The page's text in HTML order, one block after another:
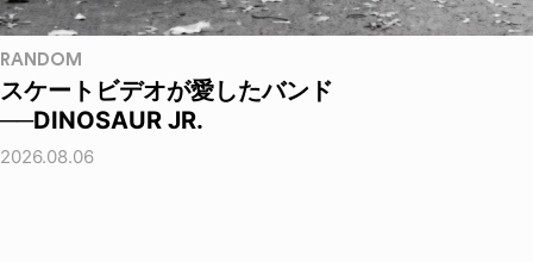
RANDOM
スケートビデオが愛したバンド
──DINOSAUR JR.
2026.08.06